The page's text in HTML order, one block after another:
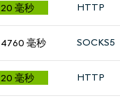
20 毫秒 HTTP
4760 毫秒 SOCKS5
20 毫秒 HTTP